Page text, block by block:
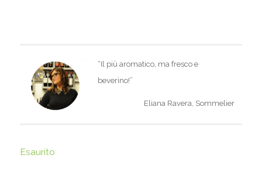
“Il più aromatico, ma fresco e
beverino!”
Eliana Ravera, Sommelier
Esaurito